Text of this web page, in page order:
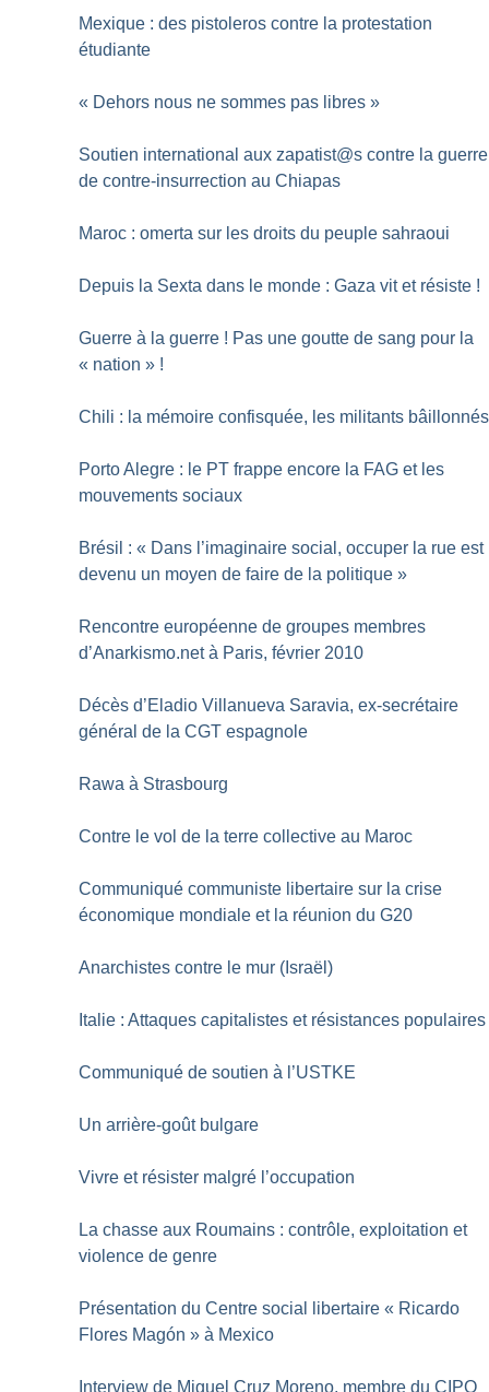
Mexique : des pistoleros contre la protestation
étudiante
« Dehors nous ne sommes pas libres »
Soutien international aux zapatist@s contre la guerre
de contre-insurrection au Chiapas
Maroc : omerta sur les droits du peuple sahraoui
Depuis la Sexta dans le monde : Gaza vit et résiste !
Guerre à la guerre ! Pas une goutte de sang pour la
« nation » !
Chili : la mémoire confisquée, les militants bâillonnés
Porto Alegre : le PT frappe encore la FAG et les
mouvements sociaux
Brésil : « Dans l’imaginaire social, occuper la rue est
devenu un moyen de faire de la politique »
Rencontre européenne de groupes membres
d’Anarkismo.net à Paris, février 2010
Décès d’Eladio Villanueva Saravia, ex-secrétaire
général de la CGT espagnole
Rawa à Strasbourg
Contre le vol de la terre collective au Maroc
Communiqué communiste libertaire sur la crise
économique mondiale et la réunion du G20
Anarchistes contre le mur (Israël)
Italie : Attaques capitalistes et résistances populaires
Communiqué de soutien à l’USTKE
Un arrière-goût bulgare
Vivre et résister malgré l’occupation
La chasse aux Roumains : contrôle, exploitation et
violence de genre
Présentation du Centre social libertaire « Ricardo
Flores Magón » à Mexico
Interview de Miguel Cruz Moreno, membre du CIPO